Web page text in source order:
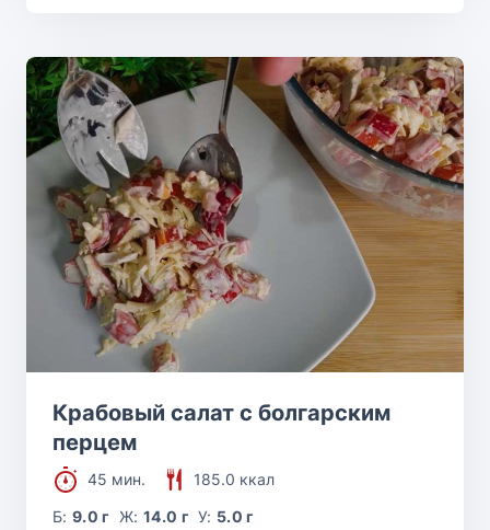
Крабовый салат с болгарским
перцем
45 мин.
185.0 ккал
Б:9.0 г Ж: 14.0 г У: 5.0 г